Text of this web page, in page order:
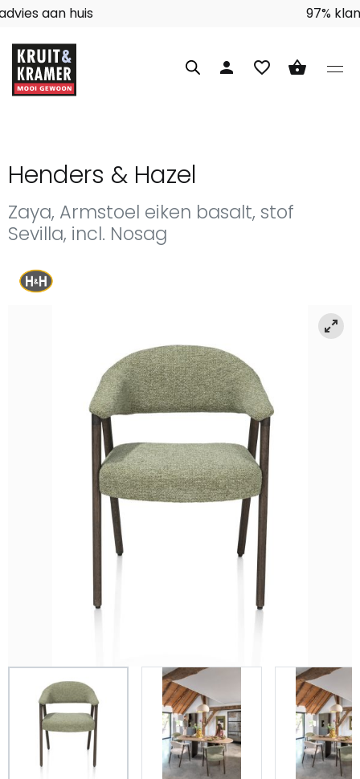
person favorite_border shopping_basket
Henders & Hazel
Zaya, Armstoel eiken basalt, stof
Sevilla, incl. Nosag